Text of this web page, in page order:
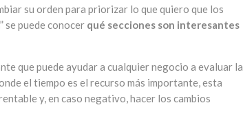
su orden para priorizar lo que quiero que los
se puede conocer qué secciones son interesantes
que puede ayudar a cualquier negocio a evaluar la
el tiempo es el recurso más importante, esta
y, en caso negativo, hacer los cambios